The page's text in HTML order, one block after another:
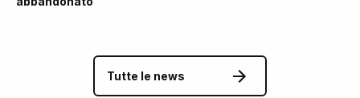
Tutte le news